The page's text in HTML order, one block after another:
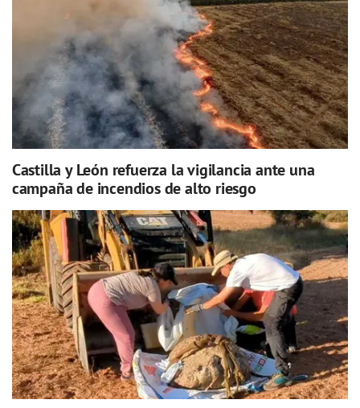
Castilla y León refuerza la vigilancia ante una
campaña de incendios de alto riesgo